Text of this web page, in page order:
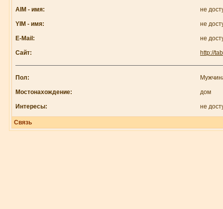
AIM - имя: не
YIM - имя: не
E-Mail: не
Сайт: http://
Пол:
Мостонахождение: дом
Интересы: не
Связь